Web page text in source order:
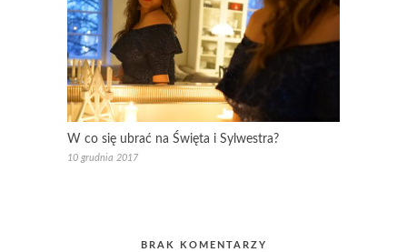
W co się ubrać na Święta i Sylwestra?
10 grudnia 2017
BRAK KOMENTARZY